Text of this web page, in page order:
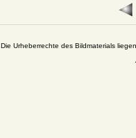
Die Urheberrechte des Bildmaterials